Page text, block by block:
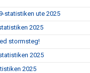
statistiken ute 2025
2025
stormsteg!
2025
2025